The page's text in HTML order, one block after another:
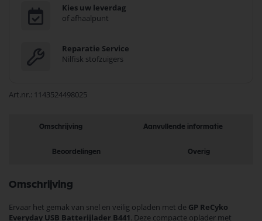
Kies uw leverdag
of afhaalpunt
Reparatie Service
Nilfisk stofzuigers
Art.nr. 1143524498025
Omschrijving Aanvullende informatie
Beoordelingen Overig
Omschrijving
Ervaar het gemak van snel en veilig opladen met de GP ReCyko
Everyday USB Batterijlader B441. Deze compacte oplader met